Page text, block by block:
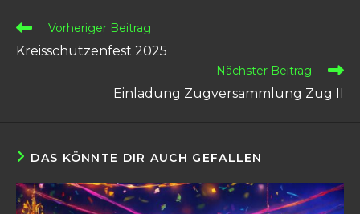
Weitere
ansehen
Vorheriger Beitrag
Kreisschützenfest 2025
Nächster Beitrag
Einladung Zugversammlung Zug II
DAS KÖNNTE DIR AUCH GEFALLEN